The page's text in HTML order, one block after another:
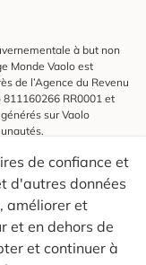
de confiance et
d'autres données
améliorer et
et en dehors de
et continuer à
à but non
Monde Vaolo est
de l’Agence du Revenu
RR0001 et
sur Vaolo
et recevoir des